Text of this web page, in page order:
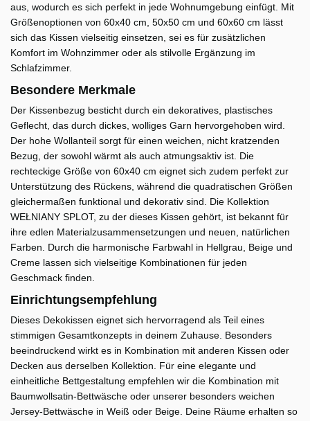
aus, wodurch es sich perfekt in jede Wohnumgebung einfügt. Mit
Größenoptionen von 60x40 cm, 50x50 cm und 60x60 cm lässt
sich das Kissen vielseitig einsetzen, sei es für zusätzlichen
Komfort im Wohnzimmer oder als stilvolle Ergänzung im
Schlafzimmer.
Besondere Merkmale
Der Kissenbezug besticht durch ein dekoratives, plastisches
Geflecht, das durch dickes, wolliges Garn hervorgehoben wird.
Der hohe Wollanteil sorgt für einen weichen, nicht kratzenden
Bezug, der sowohl wärmt als auch atmungsaktiv ist. Die
rechteckige Größe von 60x40 cm eignet sich zudem perfekt zur
Unterstützung des Rückens, während die quadratischen Größen
gleichermaßen funktional und dekorativ sind. Die Kollektion
WEŁNIANY SPLOT, zu der dieses Kissen gehört, ist bekannt für
ihre edlen Materialzusammensetzungen und neuen, natürlichen
Farben. Durch die harmonische Farbwahl in Hellgrau, Beige und
Creme lassen sich vielseitige Kombinationen für jeden
Geschmack finden.
Einrichtungsempfehlung
Dieses Dekokissen eignet sich hervorragend als Teil eines
stimmigen Gesamtkonzepts in deinem Zuhause. Besonders
beeindruckend wirkt es in Kombination mit anderen Kissen oder
Decken aus derselben Kollektion. Für eine elegante und
einheitliche Bettgestaltung empfehlen wir die Kombination mit
Baumwollsatin-Bettwäsche oder unserer besonders weichen
Jersey-Bettwäsche in Weiß oder Beige. Deine Räume erhalten so